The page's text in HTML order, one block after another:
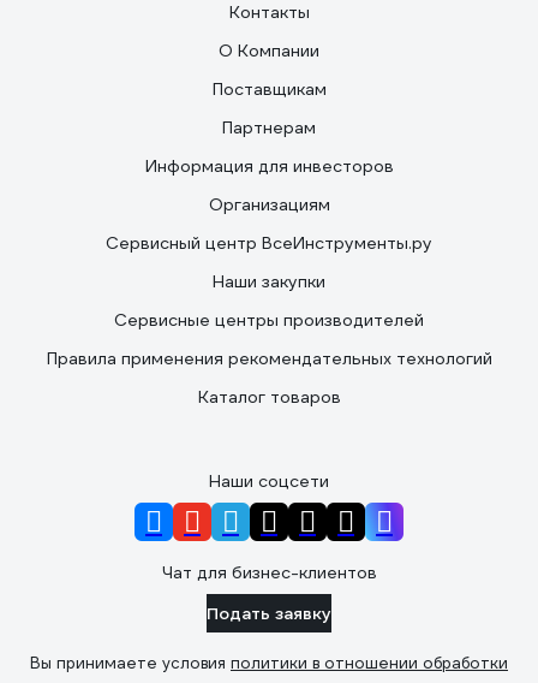
Контакты
О Компании
Поставщикам
Партнерам
Информация для инвесторов
Организациям
Сервисный центр ВсеИнструменты.ру
Наши закупки
Сервисные центры производителей
Правила применения рекомендательных технологий
Каталог товаров
Наши соцсети
Чат для бизнес-клиентов
Подать заявку
Вы принимаете условия политики в отношении обработки